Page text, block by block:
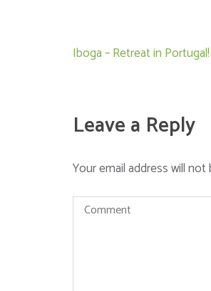
Post
Iboga – Retreat in Portugal!
Leave a Reply
Your email address will not
Comment